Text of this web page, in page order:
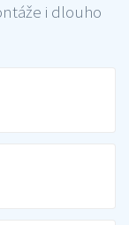
i dlouho